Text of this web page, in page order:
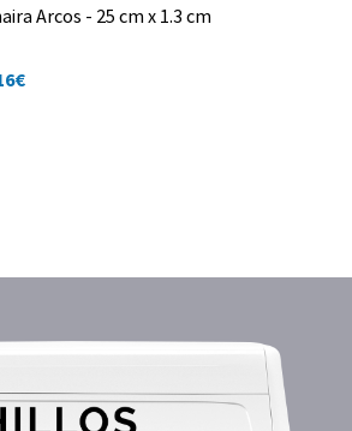
Arcos - 25 cm x 1.3 cm
€